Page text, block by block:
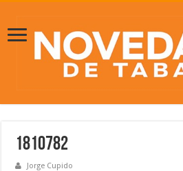
1810782
Jorge Cupido